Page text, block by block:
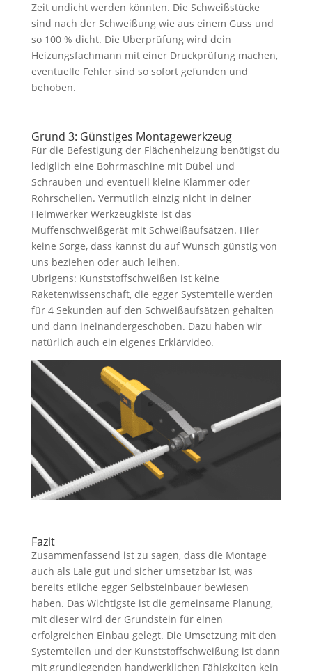
Zeit undicht werden könnten. Die Schweißstücke
sind nach der Schweißung wie aus einem Guss und
so 100 % dicht. Die Überprüfung wird dein
Heizungsfachmann mit einer Druckprüfung machen,
eventuelle Fehler sind so sofort gefunden und
behoben.
Grund 3: Günstiges Montagewerkzeug
Für die Befestigung der Flächenheizung benötigst du
lediglich eine Bohrmaschine mit Dübel und
Schrauben und eventuell kleine Klammer oder
Rohrschellen. Vermutlich einzig nicht in deiner
Heimwerker Werkzeugkiste ist das
Muffenschweißgerät mit Schweißaufsätzen. Hier
keine Sorge, dass kannst du auf Wunsch günstig von
uns beziehen oder auch leihen.
Übrigens: Kunststoffschweißen ist keine
Raketenwissenschaft, die egger Systemteile werden
für 4 Sekunden auf den Schweißaufsätzen gehalten
und dann ineinandergeschoben. Dazu haben wir
natürlich auch ein eigenes Erklärvideo.
Fazit
Zusammenfassend ist zu sagen, dass die Montage
auch als Laie gut und sicher umsetzbar ist, was
bereits etliche egger Selbsteinbauer bewiesen
haben. Das Wichtigste ist die gemeinsame Planung,
mit dieser wird der Grundstein für einen
erfolgreichen Einbau gelegt. Die Umsetzung mit den
Systemteilen und der Kunststoffschweißung ist dann
mit grundlegenden handwerklichen Fähigkeiten kein